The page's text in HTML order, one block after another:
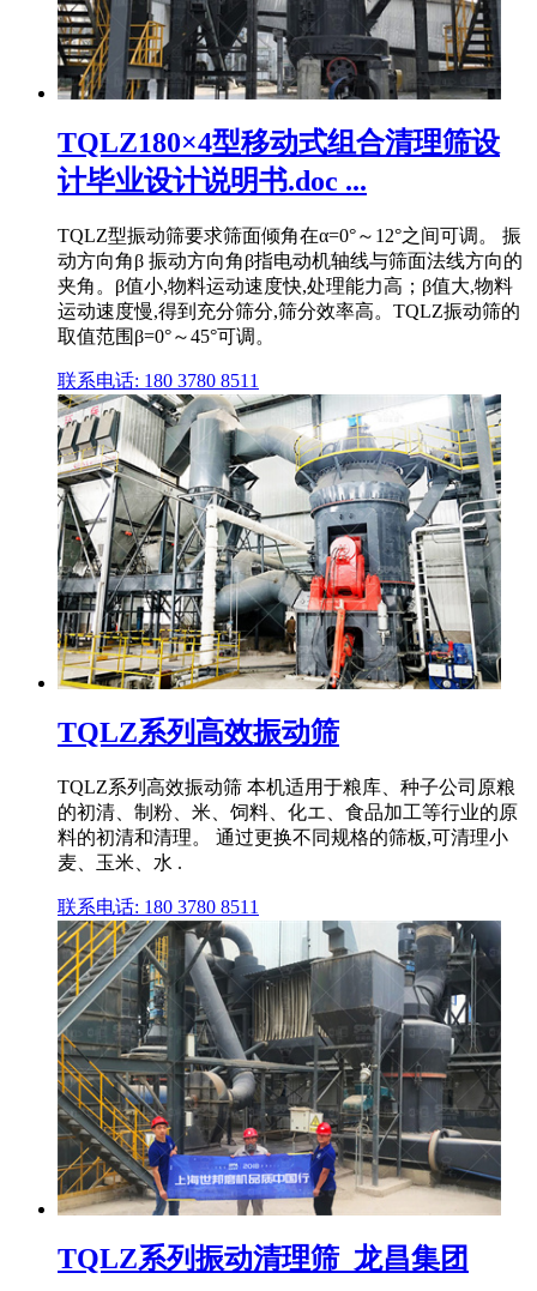
TQLZ180×4型移动式组合清理筛设
计毕业设计说明书.doc ...
TQLZ型振动筛要求筛面倾角在α=0°～12°之间可调。 振
动方向角β 振动方向角β指电动机轴线与筛面法线方向的
夹角。β值小,物料运动速度快,处理能力高；β值大,物料
运动速度慢,得到充分筛分,筛分效率高。TQLZ振动筛的
取值范围β=0°～45°可调。
联系电话: 180 3780 8511
TQLZ系列高效振动筛
TQLZ系列高效振动筛 本机适用于粮库、种子公司原粮
的初清、制粉、米、饲料、化エ、食品加工等行业的原
料的初清和清理。 通过更换不同规格的筛板,可清理小
麦、玉米、水 .
联系电话: 180 3780 8511
TQLZ系列振动清理筛_龙昌集团